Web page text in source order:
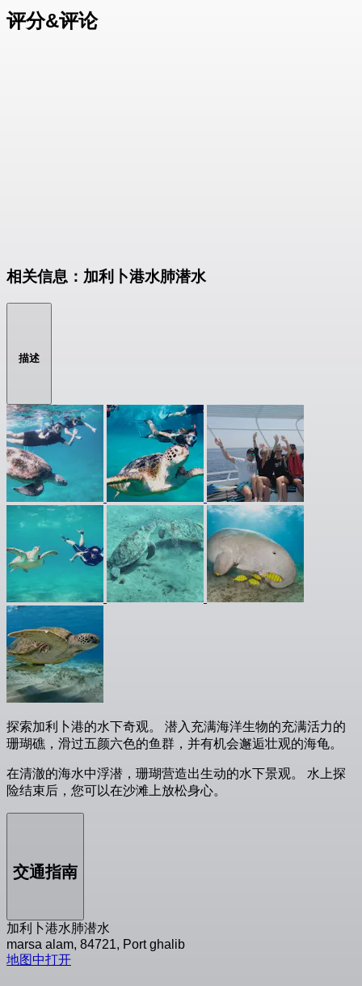
评分&评论
相关信息：加利卜港水肺潜水
描述
探索加利卜港的水下奇观。 潜入充满海洋生物的充满活力的
珊瑚礁，滑过五颜六色的鱼群，并有机会邂逅壮观的海龟。
在清澈的海水中浮潜，珊瑚营造出生动的水下景观。 水上探
险结束后，您可以在沙滩上放松身心。
交通指南
加利卜港水肺潜水
marsa alam, 84721, Port ghalib
地图中打开